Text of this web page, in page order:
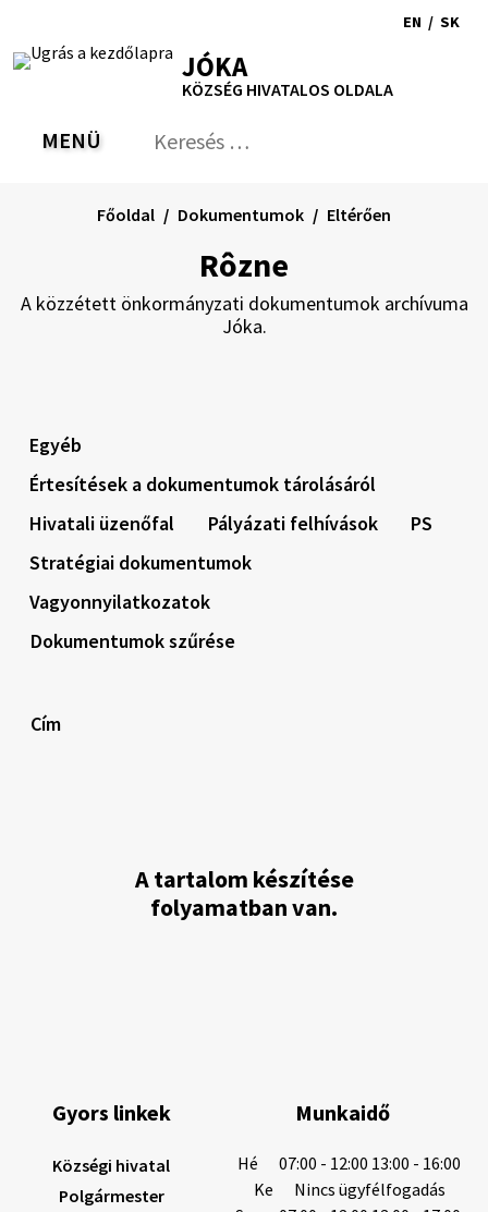
tartalomra
RSS Oldaltérkép
Nyomtatás
EN / SK
JÓKA
KÖZSÉG HIVATALOS OLDALA
VÁLTÁS
MENÜ Keresés:
Rôzne
A közzétett önkormányzati dokumentumok archívuma
Jóka.
Főoldal Dokumentumok Eltérően
Egyéb
Értesítések a dokumentumok tárolásáról
Hivatali üzenőfal
Pályázati felhívások
PS
Stratégiai dokumentumok
Vagyonnyilatkozatok
Dokumentumok szűrése
Cím
A tartalom készítése
folyamatban van.
Gyors linkek
Községi hivatal
Polgármester
Munkaidő
Hé
07:00 - 12:00 13:00 - 16:00
Ke
Nincs ügyfélfogadás